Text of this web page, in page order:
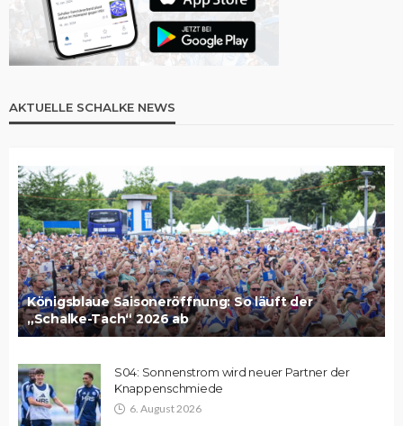
AKTUELLE SCHALKE NEWS
Königsblaue Saisoneröffnung: So läuft der
„Schalke-Tach“ 2026 ab
S04: Sonnenstrom wird neuer Partner der
Knappenschmiede
6. August 2026